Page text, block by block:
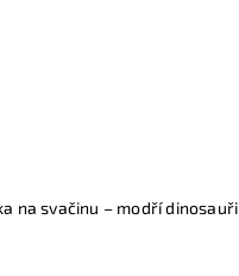
na svačinu – modří dinosauři